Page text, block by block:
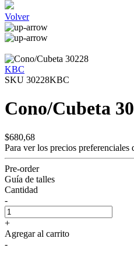
Volver
KBC
SKU 30228KBC
Cono/Cubeta
$680,68
Para ver los precios preferenciales
Pre-order
Guía de talles
Cantidad
-
+
Agregar al carrito
-